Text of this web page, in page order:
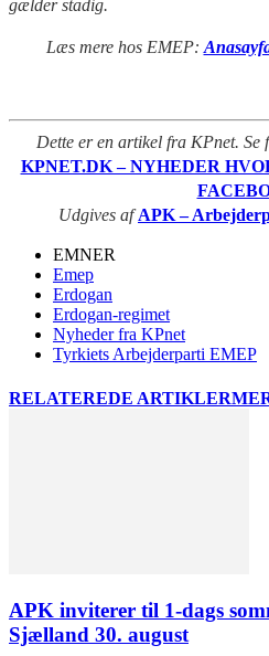
gælder stadig.
Læs mere hos EMEP:
Dette er en artikel fra KPnet. Se
KPNET.DK – NYHEDER
Udgives afAPK –
EMNER
Emep
Erdogan
Erdogan-regimet
Nyheder fra KPnet
Tyrkiets Arbejderparti EMEP
RELATEREDE ARTIKLER
APK inviterer til 1-dags
Sjælland 30. august